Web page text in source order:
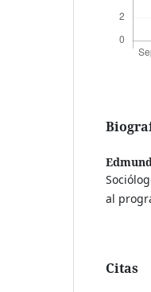
al
Citas